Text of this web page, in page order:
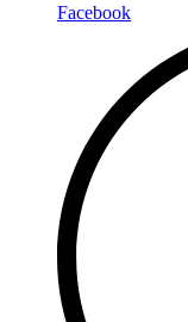
Facebook